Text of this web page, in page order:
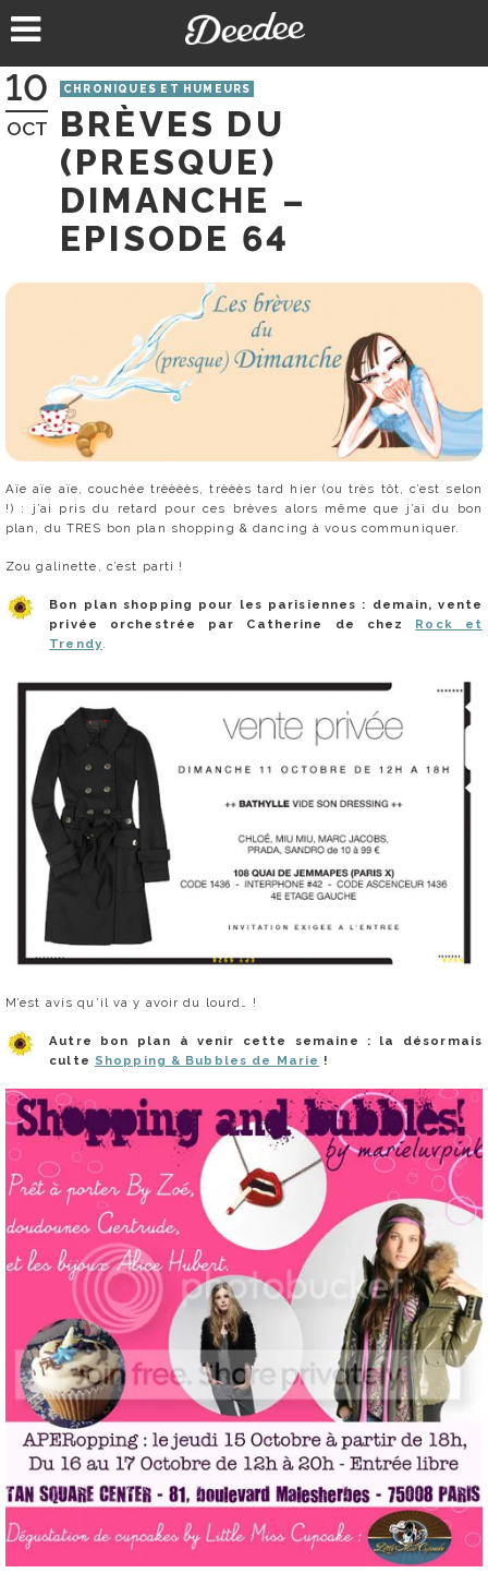
au
10
OCT
CHRONIQUES ET HUMEURS
BRÈVES DU
(PRESQUE)
DIMANCHE –
EPISODE 64
Aïe aïe aïe, couchée trèèèès, trèèès tard hier (ou très tôt, c’est selon
!) : j’ai pris du retard pour ces brèves alors même que j’ai du bon
plan, du TRES bon plan shopping & dancing à vous communiquer.
Zou galinette, c’est parti !
Bon plan shopping pour les parisiennes : demain, vente
privée orchestrée par Catherine de chez Rock et
Trendy.
M’est avis qu’il va y avoir du lourd… !
Autre bon plan à venir cette semaine : la désormais
culte Shopping & Bubbles de Marie !